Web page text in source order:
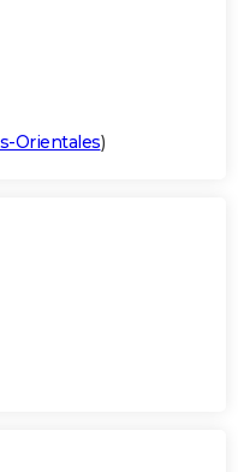
Orientales)